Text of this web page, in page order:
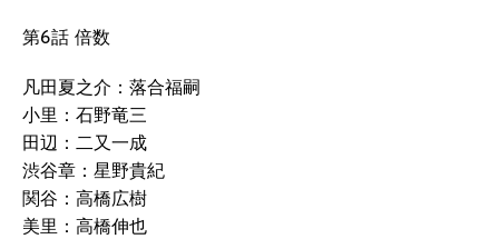
第6話 倍数
凡田夏之介：落合福嗣
小里：石野竜三
田辺：二又一成
渋谷章：星野貴紀
関谷：高橋広樹
美里：高橋伸也